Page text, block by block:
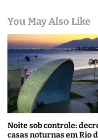
You May Also Like
Noite sob controle:
casas noturnas em Rio